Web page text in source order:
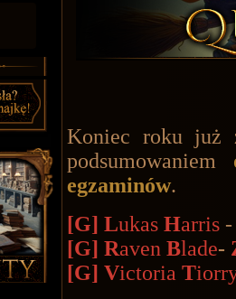
Koniec roku już
podsumowaniem
egzaminów.
[G] Lukas Harris
[G] Raven Blade-
[G] Victoria T